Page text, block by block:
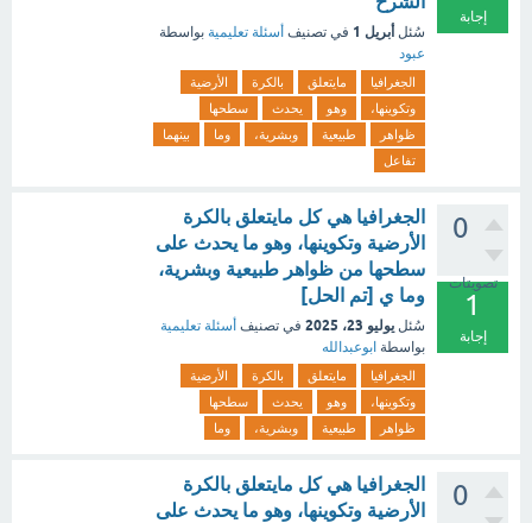
إجابة
سُئل أبريل 1 في تصنيف أسئلة تعليمية بواسطة
عبود
الجغرافيا مايتعلق بالكرة
الأرضية
وتكوينها،
وهو يحدث
سطحها
ظواهر
طبيعية وبشرية، وما
بينهما
تفاعل
0
تصويتات
1
إجابة
الجغرافيا هي كل مايتعلق بالكرة
الأرضية وتكوينها، وهو ما يحدث على
سطحها من ظواهر طبيعية وبشرية،
وما ي [تم الحل]
سُئل يوليو 23، 2025 في تصنيف أسئلة تعليمية
بواسطة ابوعبدالله
الجغرافيا مايتعلق بالكرة
الأرضية
وتكوينها،
وهو يحدث
سطحها
ظواهر
طبيعية وبشرية، وما
0
الجغرافيا هي كل مايتعلق بالكرة
الأرضية وتكوينها، وهو ما يحدث على